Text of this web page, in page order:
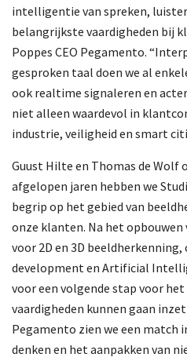
intelligentie van spreken,
belangrijkste vaardigheden bij
Poppes CEO Pegamento.
gesproken taal doen we al
ook realtime signaleren en
niet alleen waardevol in
industrie, veiligheid en smart
Guust Hilte en Thomas de Wolf
afgelopen jaren hebben we
begrip op het gebied van
onze klanten. Na het
voor 2D en 3D
development en Artificial
voor een volgende stap voor
vaardigheden kunnen gaan
Pegamento zien we een match
denken en het aanpakken van